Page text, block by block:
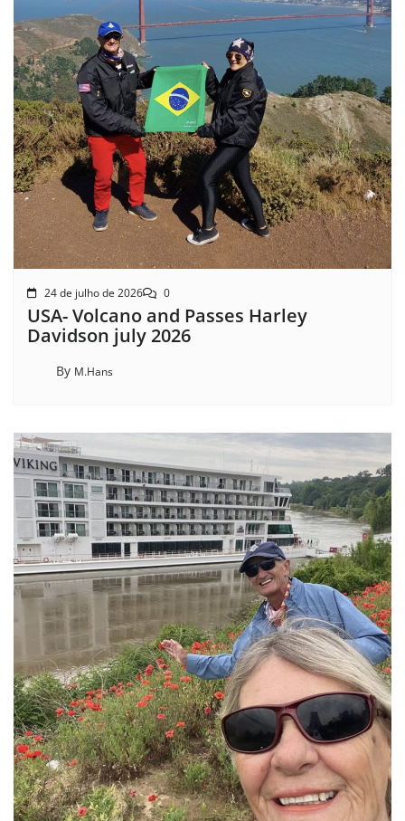
24 de julho de 2026 0
USA- Volcano and Passes Harley
Davidson july 2026
By M.Hans